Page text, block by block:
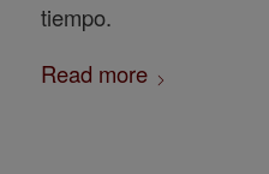
tiempo.
Read more